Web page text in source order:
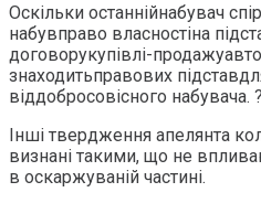
Оскільки останнійнабувач
набувправо власностіна
договорукупівлі-
знаходитьправових
віддобросовісного набувача.
Інші твердження апелянта
визнані такими, що не
в оскаржуваній частині.